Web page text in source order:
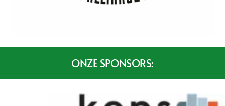
ONZE SPONSORS: